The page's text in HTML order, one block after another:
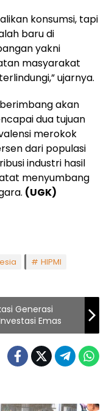
konsumsi, tapi
baru di
yakni
masyarakat
ujarnya.
akan
dua tujuan
merokok
dari populasi
industri hasil
menyumbang
(UGK)
HIPMI
Generasi
Emas